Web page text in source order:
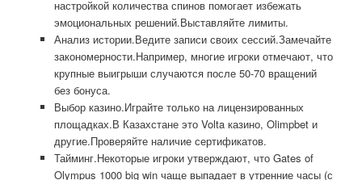
настройкой количества спинов помогает избежать
эмоциональных решений.Выставляйте лимиты.
Анализ истории.Ведите записи своих сессий.Замечайте
закономерности.Например, многие игроки отмечают, что
крупные выигрыши случаются после 50-70 вращений
без бонуса.
Выбор казино.Играйте только на лицензированных
площадках.В Казахстане это Volta казино, Olimpbet и
другие.Проверяйте наличие сертификатов.
Тайминг.Некоторые игроки утверждают, что Gates of
Olympus 1000 big win чаще выпадает в утренние часы (с